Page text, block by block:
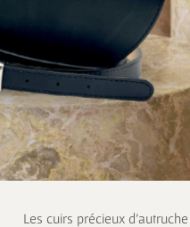
Les cuirs précieux